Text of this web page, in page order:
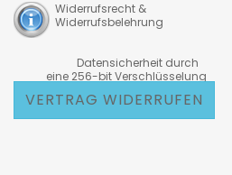
Widerrufsrecht &
Widerrufsbelehrung
Datensicherheit durch
eine 256-bit Verschlüsselung
VERTRAG WIDERRUFEN